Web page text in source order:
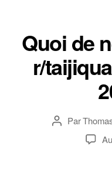
Quoi de
r/
Auteur
Par